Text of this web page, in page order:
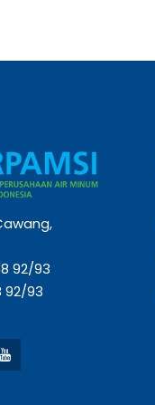
92/93
92/93